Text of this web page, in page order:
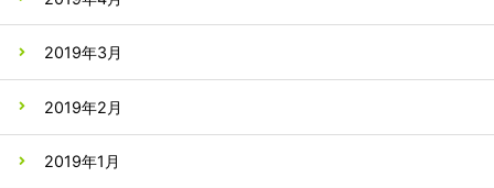
2019年3月
2019年2月
2019年1月